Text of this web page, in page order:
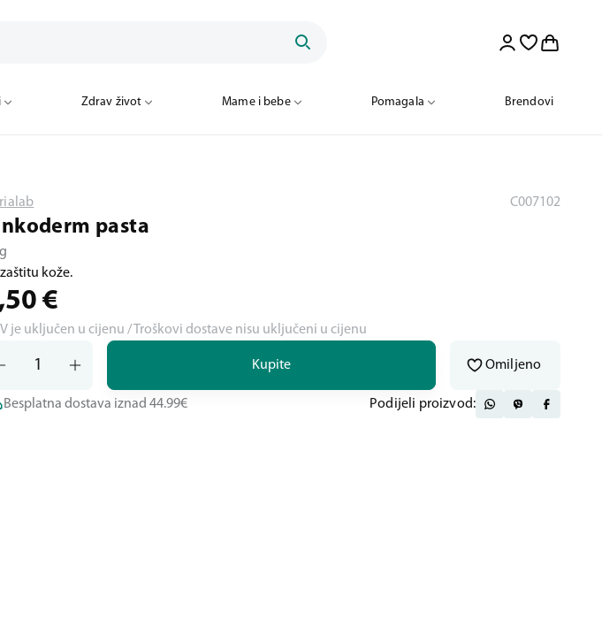
Zdrav život Mame i bebe Pomagala Brendovi
C007102
pasta
kože.
€
je uključen u cijenu / Troškovi dostave nisu uključeni u cijenu
Kupite Omiljeno
Besplatna dostava iznad 44.99€ Podijeli proizvod: